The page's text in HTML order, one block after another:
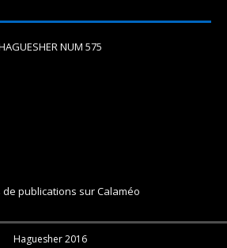
NUM 575
de publications sur Calaméo
Haguesher 2016